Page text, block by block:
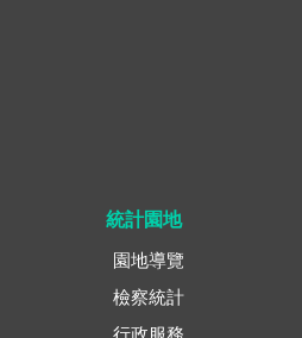
統計園地
園地導覽
檢察統計